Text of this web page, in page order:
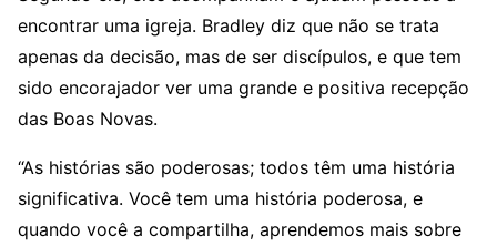
encontrar uma igreja. Bradley diz que não se trata
apenas da decisão, mas de ser discípulos, e que tem
sido encorajador ver uma grande e positiva recepção
das Boas Novas.
“As histórias são poderosas; todos têm uma história
significativa. Você tem uma história poderosa, e
quando você a compartilha, aprendemos mais sobre